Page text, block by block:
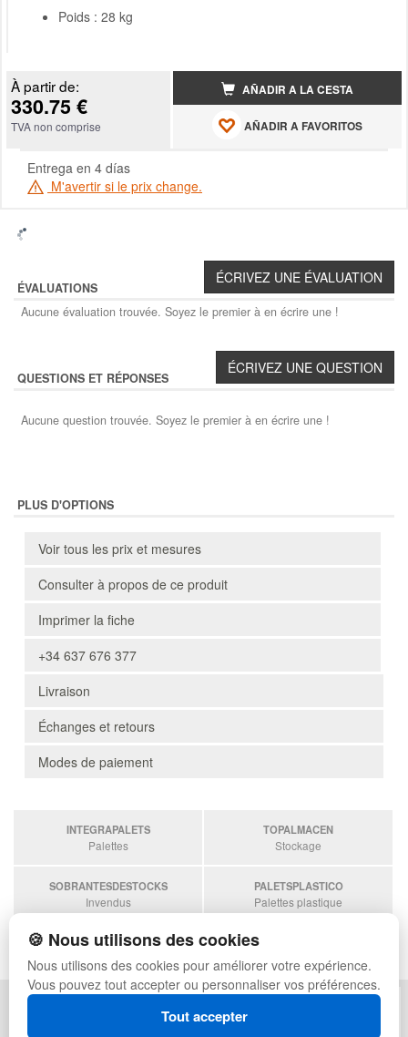
Poids : 28 kg
À partir de:
330.75 €
TVA non comprise
AÑADIR A LA CESTA
AÑADIR A FAVORITOS
Entrega en 4 días
M'avertir si le prix change.
ÉVALUATIONS
Aucune évaluation trouvée. Soyez le premier à en écrire une !
QUESTIONS ET RÉPONSES
Aucune question trouvée. Soyez le premier à en écrire une !
PLUS D'OPTIONS
Voir tous les prix et mesures
Consulter à propos de ce produit
Imprimer la fiche
+34 637 676 377
Livraison
Échanges et retours
Modes de paiement
INTEGRAPALETS
Palettes
TOPALMACEN
Stockage
SOBRANTESDESTOCKS
Invendus
PALETSPLASTICO
Palettes plastique
ESTANTERIASKIT
Estanterias
POLITIQUE DE CONFIDENTIALITÉ
PLAN DU SITE
🍪 Nous utilisons des cookies
Nous utilisons des cookies pour améliorer votre expérience.
Vous pouvez tout accepter ou personnaliser vos préférences.
Tout accepter